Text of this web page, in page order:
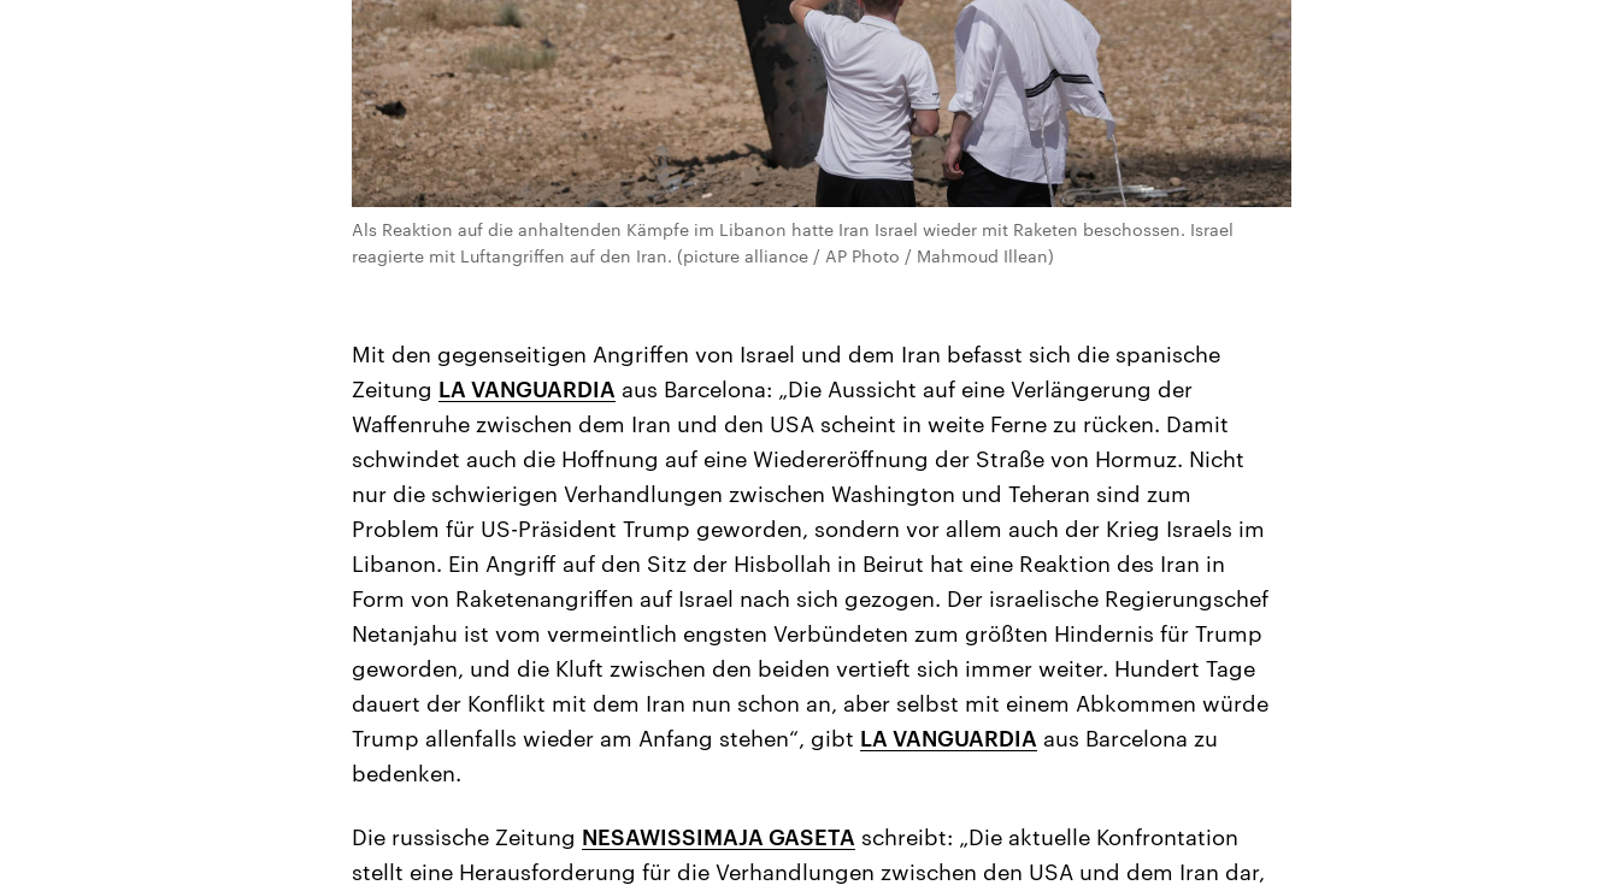
Als Reaktion auf die anhaltenden Kämpfe im Libanon hatte Iran Israel wieder mit Raketen beschossen. Israel
reagierte mit Luftangriffen auf den Iran. (picture alliance / AP Photo / Mahmoud Illean)
Mit den gegenseitigen Angriffen von Israel und dem Iran befasst sich die spanische
Zeitung LA VANGUARDIA aus Barcelona: „Die Aussicht auf eine Verlängerung der
Waffenruhe zwischen dem Iran und den USA scheint in weite Ferne zu rücken. Damit
schwindet auch die Hoffnung auf eine Wiedereröffnung der Straße von Hormuz. Nicht
nur die schwierigen Verhandlungen zwischen Washington und Teheran sind zum
Problem für US-Präsident Trump geworden, sondern vor allem auch der Krieg Israels im
Libanon. Ein Angriff auf den Sitz der Hisbollah in Beirut hat eine Reaktion des Iran in
Form von Raketenangriffen auf Israel nach sich gezogen. Der israelische Regierungschef
Netanjahu ist vom vermeintlich engsten Verbündeten zum größten Hindernis für Trump
geworden, und die Kluft zwischen den beiden vertieft sich immer weiter. Hundert Tage
dauert der Konflikt mit dem Iran nun schon an, aber selbst mit einem Abkommen würde
Trump allenfalls wieder am Anfang stehen“, gibt LA VANGUARDIA aus Barcelona zu
bedenken.
Die russische Zeitung NESAWISSIMAJA GASETA schreibt: „Die aktuelle Konfrontation
stellt eine Herausforderung für die Verhandlungen zwischen den USA und dem Iran dar,